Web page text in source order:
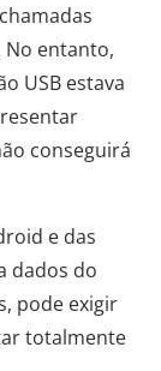
entanto,
USB estava
conseguirá
e das
dados do
pode exigir
totalmente